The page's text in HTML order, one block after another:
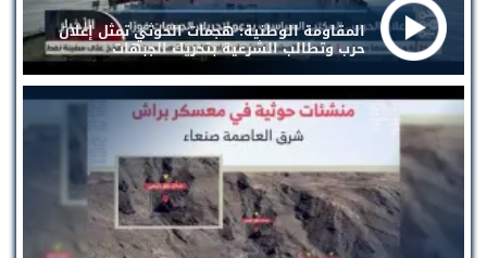
المقاومة الوطنية: هجمات الحوثي تمثل إعلان
حرب وتطالب الشرعية بتحريك الجبهات